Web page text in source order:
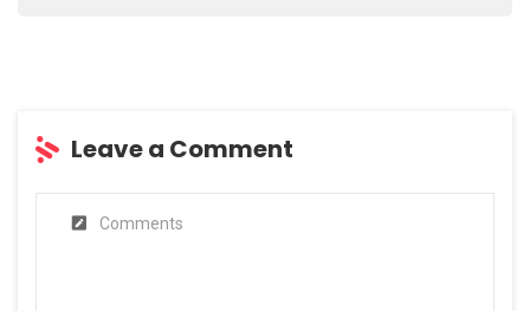
Leave a Comment